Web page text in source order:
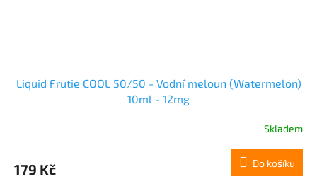
Liquid Frutie COOL 50/50 - Vodní meloun (Watermelon)
10ml - 12mg
Skladem
179 Kč Do košíku